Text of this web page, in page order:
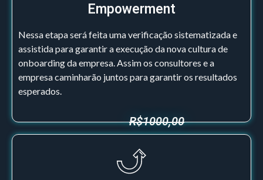
Empowerment
Nessa etapa será feita uma verificação sistematizada e
assistida para garantir a execução da nova cultura de
onboarding da empresa. Assim os consultores e a
empresa caminharão juntos para garantir os resultados
esperados.
R$1000,00